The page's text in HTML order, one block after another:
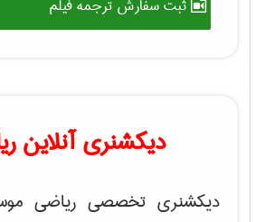
ثبت سفارش ترجمه فیلم
دیکشنری آنلاین
دیکشنری تخصصی ریاضی